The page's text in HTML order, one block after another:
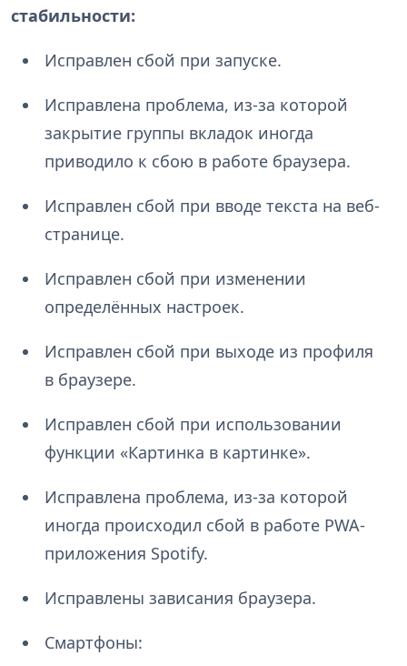
стабильности:
Исправлен сбой при запуске.
Исправлена проблема, из-за которой
закрытие группы вкладок иногда
приводило к сбою в работе браузера.
Исправлен сбой при вводе текста на веб-
странице.
Исправлен сбой при изменении
определённых настроек.
Исправлен сбой при выходе из профиля
в браузере.
Исправлен сбой при использовании
функции «Картинка в картинке».
Исправлена проблема, из-за которой
иногда происходил сбой в работе PWA-
приложения Spotify.
Исправлены зависания браузера.
Смартфоны: